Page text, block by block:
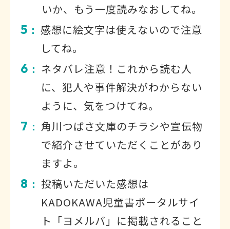
いか、もう一度読みなおしてね。
5 ： 感想に絵文字は使えないので注意
してね。
6 ： ネタバレ注意！これから読む人
に、犯人や事件解決がわからない
ように、気をつけてね。
7 ： 角川つばさ文庫のチラシや宣伝物
で紹介させていただくことがあり
ますよ。
8 ： 投稿いただいた感想は
KADOKAWA児童書ポータルサイ
ト「ヨメルバ」に掲載されること